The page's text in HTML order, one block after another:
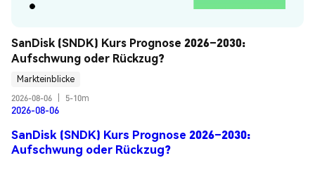
SanDisk (SNDK) Kurs Prognose 2026–2030:
Aufschwung oder Rückzug?
Markteinblicke
2026-08-06
5-10m
2026-08-06
SanDisk (SNDK) Kurs Prognose 2026–2030:
Aufschwung oder Rückzug?